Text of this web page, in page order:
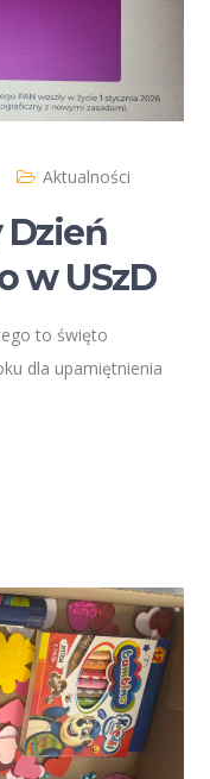
Aktualności
w USzD
to święto
dla upamiętnienia